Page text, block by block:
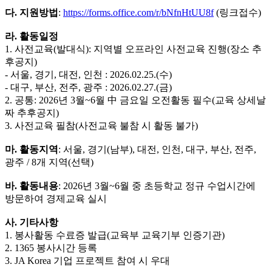
다. 지원방법 : https://forms.office.com/r/bNfnHtUU8f(링크접수)
라. 활동일정
1. 사전교육(발대식): 지역별 오프라인 사전교육 진행(장소 추
후공지)
- 서울, 경기, 대전, 인천 : 2026.02.25.(수)
- 대구, 부산, 전주, 광주 : 2026.02.27.(금)
2. 공통: 2026년 3월~6월 中 금요일 오전활동 필수(교육 상세날
짜 추후공지)
3. 사전교육 필참(사전교육 불참 시 활동 불가)
마. 활동지역: 서울, 경기(남부), 대전, 인천, 대구, 부산, 전주,
광주 / 8개 지역(선택)
바. 활동내용: 2026년 3월~6월 중 초등학교 정규 수업시간에
방문하여 경제교육 실시
사. 기타사항
1. 봉사활동 수료증 발급(교육부 교육기부 인증기관)
2. 1365 봉사시간 등록
3. JA Korea 기업 프로젝트 참여 시 우대